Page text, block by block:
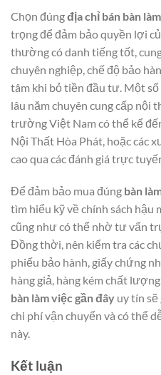
Chọn đúngđịa chỉ bán bàn
trọng để đảm bảo quyền lợi
thường có danh tiếng tốt,
chuyên nghiệp, chế độ bảo
tâm khi bỏ tiền đầu tư. Một
lâu năm chuyên cung cấp nội
trường Việt Nam có thể kể
Nội Thất Hòa Phát, hoặc các
cao qua các đánh giá trực
Để đảm bảo mua đúng bàn
tìm hiểu kỹ về chính sách hậu
cũng như có thể nhờ tư vấn
Đồng thời, nên kiểm tra các
phiếu bảo hành, giấy chứng
hàng giả, hàng kém chất
bàn làm việc gần đây uy tín
chi phí vận chuyển và có thể
này.
Kết luận